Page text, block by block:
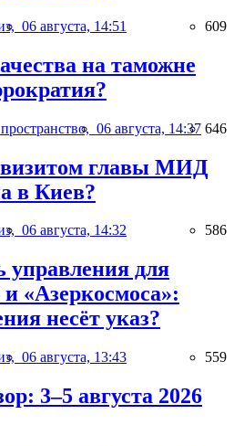
06 августа, 14:51 609
на таможне
06 августа, 14:37 646
визитом главы МИД
в Киев?
06 августа, 14:32 586
управления для
«Азеркосмоса»:
несёт указ?
06 августа, 13:43 559
3–5 августа 2026